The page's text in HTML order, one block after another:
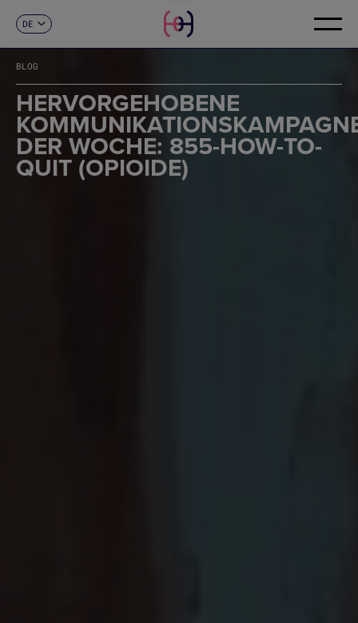
EN
FR
DE
IT
PT
KONTAKT
BLOG
HERVORGEHOBENE
DER WOCHE: 855-HOW-TO-
QUIT (OPIOIDE)